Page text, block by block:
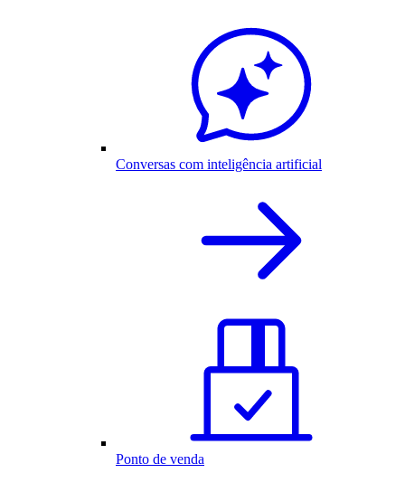
Conversas com inteligência artificial
Ponto de venda